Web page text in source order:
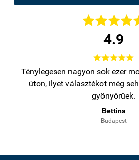

4.9

Ténylegesen nagyon sok ezer
úton, ilyet választékot még
gyönyörűek.
Bettina
Budapest